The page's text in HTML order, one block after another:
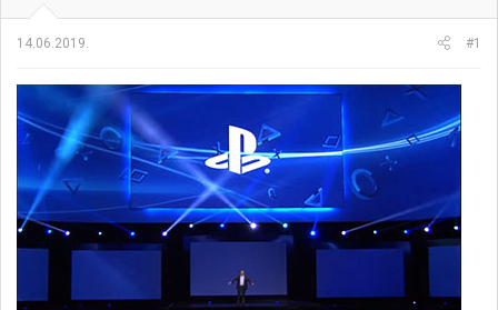
t
e
r
a
n
j
14.06.2019. #1